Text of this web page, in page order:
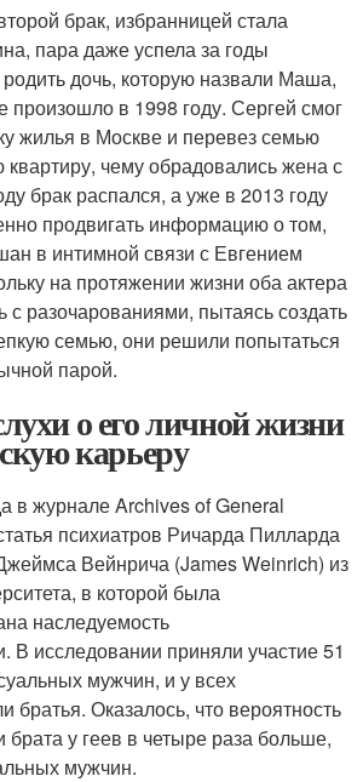
брак, избранницей стала
пара даже успела за годы
дочь, которую назвали Маша,
произошло в 1998 году. Сергей смог
жилья в Москве и перевез семью
чему обрадовались жена с
брак распался, а уже в 2013 году
продвигать информацию о том,
в интимной связи с Евгением
на протяжении жизни оба актера
с разочарованиями, пытаясь создать
семью, они решили попытаться
парой.
о его личной жизни
карьеру
в журнале Archives of General
психиатров Ричарда Пилларда
Вейнрича (James Weinrich) из
в которой была
наследуемость
В исследовании приняли участие 51
мужчин, и у всех
братья. Оказалось, что вероятность
брата у геев в четыре раза больше,
мужчин.